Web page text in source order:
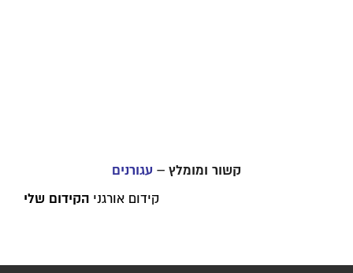
קשור ומומלץ – עגורנים
קידום אורגני הקידום שלי